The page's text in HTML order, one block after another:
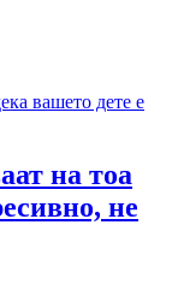
на тоа
не